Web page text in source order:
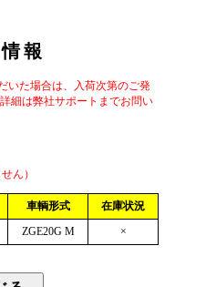
報
いた場合は、入荷次第のご発
細は弊社サポートまでお問い
ん）
車輌形式
在庫状況
ZGE20G M ×